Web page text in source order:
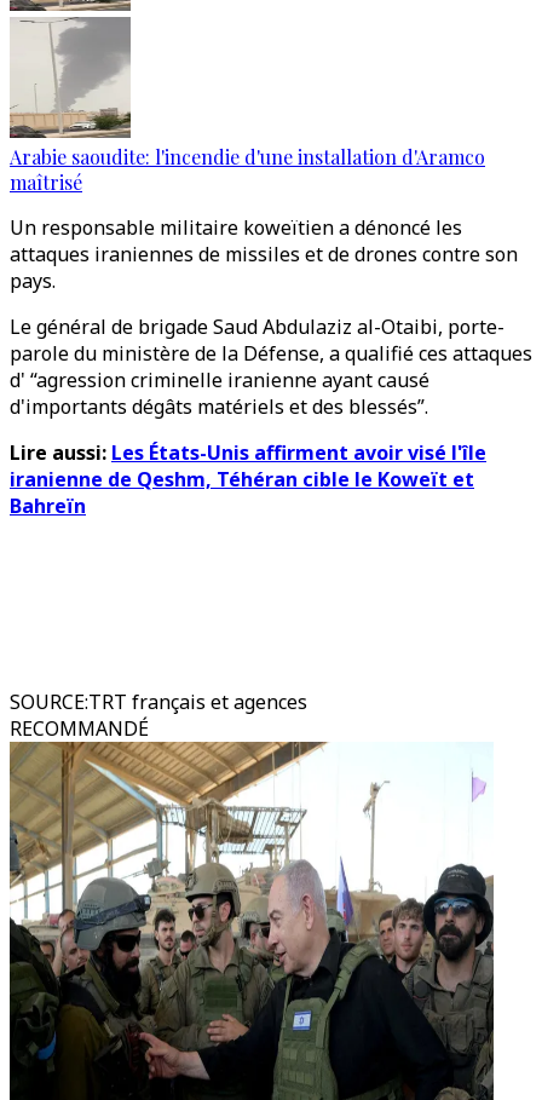
Arabie saoudite: l'incendie d'une installation d'Aramco
maîtrisé
Un responsable militaire koweïtien a dénoncé les
attaques iraniennes de missiles et de drones contre son
pays.
Le général de brigade Saud Abdulaziz al-Otaibi, porte-
parole du ministère de la Défense, a qualifié ces attaques
d' “agression criminelle iranienne ayant causé
d'importants dégâts matériels et des blessés”.
Lire aussi: Les États-Unis affirment avoir visé l'île
iranienne de Qeshm, Téhéran cible le Koweït et
Bahreïn
SOURCE:TRT français et agences
RECOMMANDÉ